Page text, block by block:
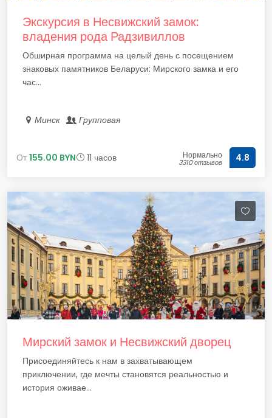
Экскурсия в Несвижский замок:
владения рода Радзивиллов
Обширная программа на целый день с посещением
знаковых памятников Беларуси: Мирского замка и его
час...
Минск Групповая
От 155.00 BYN 11 часов Нормально
3310 отзывов 4.8
Мирский замок и Несвижский дворец
Присоединяйтесь к нам в захватывающем
приключении, где мечты становятся реальностью и
история оживае...